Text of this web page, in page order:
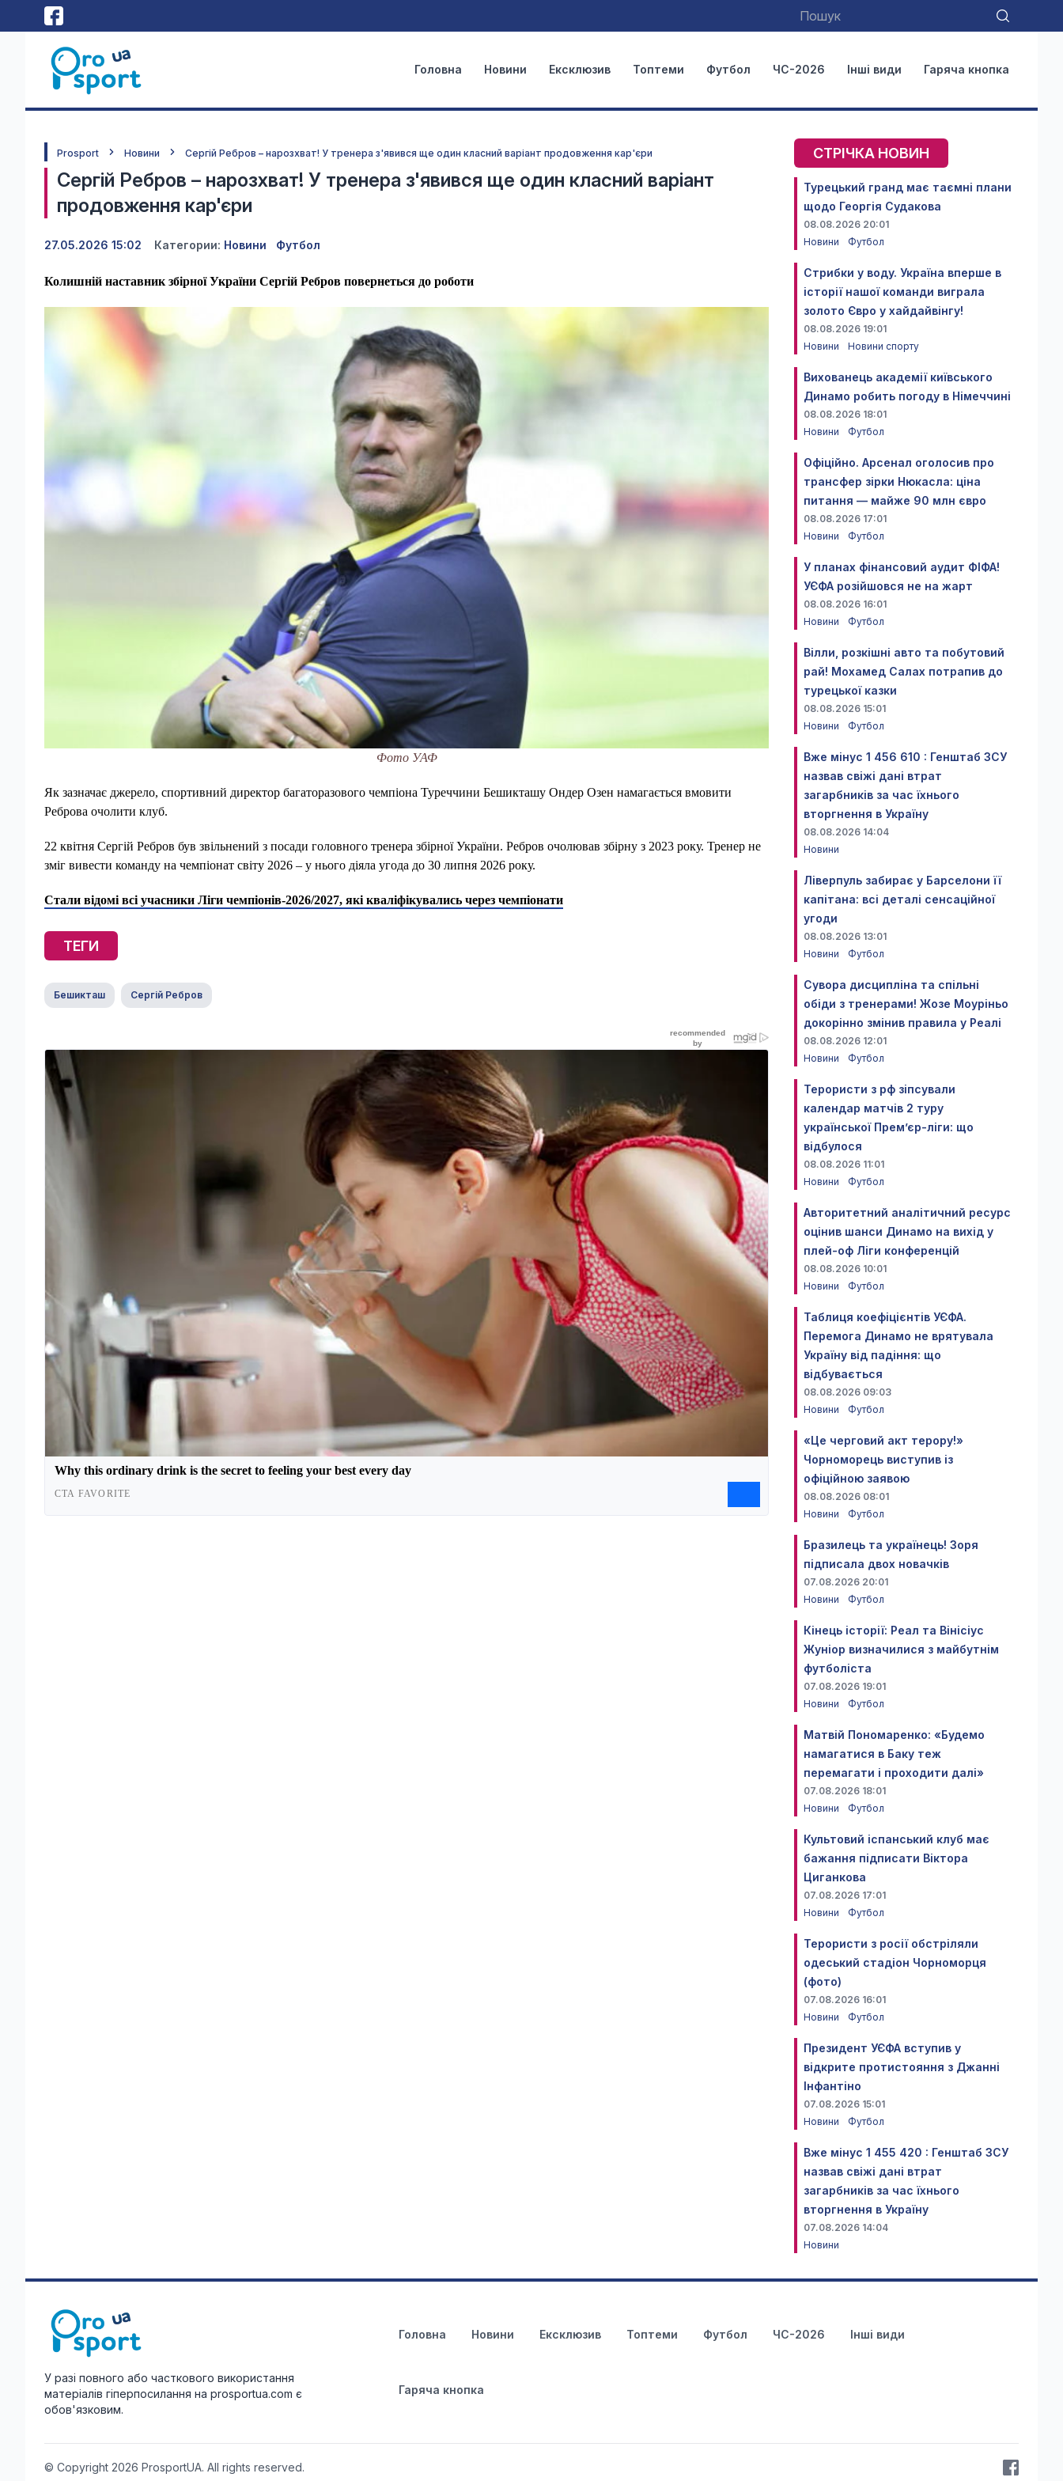
Головна Новини Ексклюзив Топтеми Футбол ЧС-2026 Інші види Гаряча кнопка
Prosport Новини Сергій Ребров – нарозхват! У тренера з'явився ще один класний варіант продовження кар'єри
Сергій Ребров – нарозхват! У тренера з'явився ще один класний варіант
продовження кар'єри
27.05.2026 15:02 Категории: Новини Футбол
Колишній наставник збірної України Сергій Ребров повернеться до роботи
Фото УАФ
Як зазначає джерело, спортивний директор багаторазового чемпіона Туреччини Бешикташу Ондер Озен намагається вмовити
Реброва очолити клуб.
22 квітня Сергій Ребров був звільнений з посади головного тренера збірної України. Ребров очолював збірну з 2023 року. Тренер не
зміг вивести команду на чемпіонат світу 2026 – у нього діяла угода до 30 липня 2026 року.
Стали відомі всі учасники Ліги чемпіонів-2026/2027, які кваліфікувались через чемпіонати
ТЕГИ
Бешикташ Сергій Ребров
СТРІЧКА НОВИН
Турецький гранд має таємні плани
щодо Георгія Судакова
08.08.2026 20:01
Новини
Футбол
Стрибки у воду. Україна вперше в
історії нашої команди виграла
золото Євро у хайдайвінгу!
08.08.2026 19:01
Новини
Новини спорту
Вихованець академії київського
Динамо робить погоду в Німеччині
08.08.2026 18:01
Новини
Футбол
Офіційно. Арсенал оголосив про
трансфер зірки Нюкасла: ціна
питання — майже 90 млн євро
08.08.2026 17:01
Новини
Футбол
У планах фінансовий аудит ФІФА!
УЄФА розійшовся не на жарт
08.08.2026 16:01
Новини
Футбол
Вілли, розкішні авто та побутовий
рай! Мохамед Салах потрапив до
турецької казки
08.08.2026 15:01
Новини
Футбол
Вже мінус 1 456 610 : Генштаб ЗСУ
назвав свіжі дані втрат
загарбників за час їхнього
вторгнення в Україну
08.08.2026 14:04
Новини
Ліверпуль забирає у Барселони її
капітана: всі деталі сенсаційної
угоди
08.08.2026 13:01
Новини
Футбол
Сувора дисципліна та спільні
обіди з тренерами! Жозе Моуріньо
докорінно змінив правила у Реалі
08.08.2026 12:01
Новини
Футбол
Терористи з рф зіпсували
календар матчів 2 туру
української Прем’єр-ліги: що
відбулося
08.08.2026 11:01
Новини
Футбол
Авторитетний аналітичний ресурс
оцінив шанси Динамо на вихід у
плей-оф Ліги конференцій
08.08.2026 10:01
Новини
Футбол
Таблиця коефіцієнтів УЄФА.
Перемога Динамо не врятувала
Україну від падіння: що
відбувається
08.08.2026 09:03
Новини
Футбол
«Це черговий акт терору!»
Чорноморець виступив із
офіційною заявою
08.08.2026 08:01
Новини
Футбол
Бразилець та українець! Зоря
підписала двох новачків
07.08.2026 20:01
Новини
Футбол
Кінець історії: Реал та Вінісіус
Жуніор визначилися з майбутнім
футболіста
07.08.2026 19:01
Новини
Футбол
Матвій Пономаренко: «Будемо
намагатися в Баку теж
перемагати і проходити далі»
07.08.2026 18:01
Новини
Футбол
Культовий іспанський клуб має
бажання підписати Віктора
Циганкова
07.08.2026 17:01
Новини
Футбол
Терористи з росії обстріляли
одеський стадіон Чорноморця
(фото)
07.08.2026 16:01
Новини
Футбол
Президент УЄФА вступив у
відкрите протистояння з Джанні
Інфантіно
07.08.2026 15:01
Новини
Футбол
Вже мінус 1 455 420 : Генштаб ЗСУ
назвав свіжі дані втрат
загарбників за час їхнього
вторгнення в Україну
07.08.2026 14:04
Новини
У разі повного або часткового використання
матеріалів гіперпосилання на prosportua.com є
обов'язковим.
Головна Новини Ексклюзив Топтеми Футбол ЧС-2026 Інші види
Гаряча кнопка
© Copyright 2026 ProsportUA. All rights reserved.